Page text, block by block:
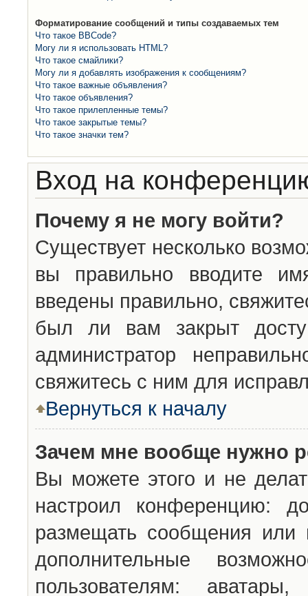
Форматирование сообщений и типы создаваемых тем
Что такое BBCode?
Могу ли я использовать HTML?
Что такое смайлики?
Могу ли я добавлять изображения к сообщениям?
Что такое важные объявления?
Что такое объявления?
Что такое прилепленные темы?
Что такое закрытые темы?
Что такое значки тем?
Вход на
Почему я не могу войти?
Существует несколько
вы правильно вводите
введены правильно,
был ли вам закрыт
администратор
свяжитесь с ним для
Вернуться к началу
Зачем мне вообще нужно
Вы можете этого и не
настроил конференцию:
размещать сообщения или
дополнительные
пользователям: